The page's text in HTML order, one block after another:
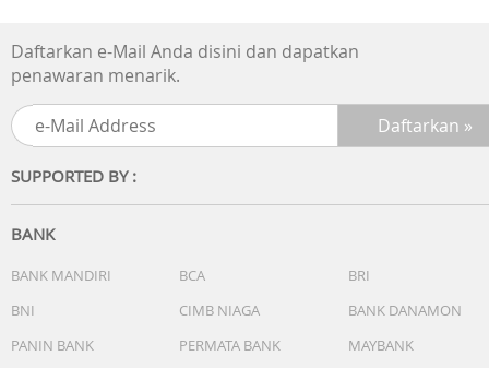
Daftarkan e-Mail Anda disini dan dapatkan
penawaran menarik.
SUPPORTED BY :
BANK
BANK MANDIRI BCA
BRI
BNI
CIMB NIAGA
BANK DANAMON
PANIN BANK
PERMATA BANK
MAYBANK